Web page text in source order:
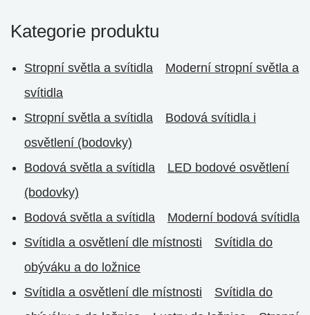
Kategorie produktu
Stropní světla a svítidla
Moderní stropní světla a
svítidla
Stropní světla a svítidla
Bodová svítidla i
osvětlení (bodovky)
Bodová světla a svítidla
LED bodové osvětlení
(bodovky)
Bodová světla a svítidla
Moderní bodová svítidla
Svítidla a osvětlení dle místnosti
Svítidla do
obýváku a do ložnice
Svítidla a osvětlení dle místnosti
Svítidla do